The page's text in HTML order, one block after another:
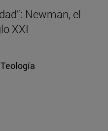
Newman, el
XXI